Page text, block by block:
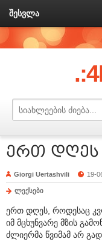
შესვლა
ერთ დღეს
Giorgi Uertashvili 19-
ლექსები
ერთ დღეს, როდესაც
იმ მცხუნვარე მზის
ძლიერმა წვიმამ არ